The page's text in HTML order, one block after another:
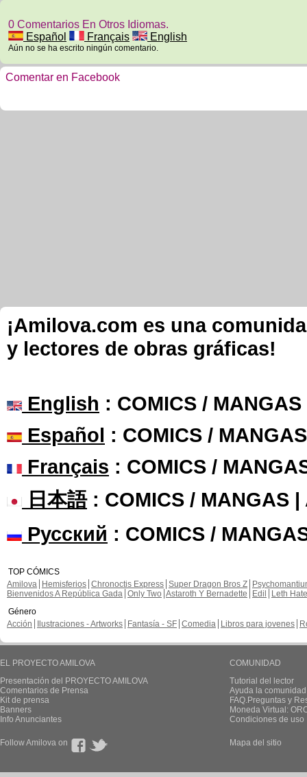
0 Comentarios En Otros Idiomas.
Español
Français English
Aún no se ha escrito ningún comentario.
Comentar en Facebook
¡Amilova.com es una
y lectores de obras gráficas!
English : COMICS /
Español : COMICS /
Français : COMICS /
日本語: COMICS / MANGAS |
Русский : COMICS /
TOP CÓMICS
Amilova
Hemisferios Chronoctis Express Super Dragon Bros Z
Bienvenidos A República Gada Only Two Astaroth Y Bernadette Edil
Leth Hate
Género
Acción
Ilustraciones - Artworks Fantasía - SF Comedia Libros para jovenes
EL PROYECTO AMILOVA
Presentación del PROYECTO AMILOVA
Comentarios de Prensa
Kit de prensa
Banners
Info Anunciantes
COMUNIDAD
Tutorial del lector
Ayuda la
FAQ.Preguntas y
Moneda Virtual:
Condiciones de uso
Follow Amilova on Mapa del sitio